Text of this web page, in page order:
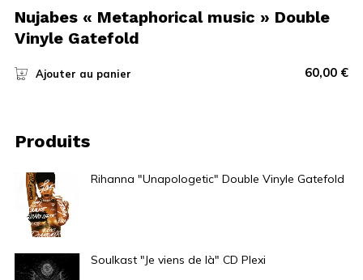
Nujabes « Metaphorical music » Double
Vinyle Gatefold
Ajouter au panier 60,00 €
Produits
Rihanna "Unapologetic" Double Vinyle Gatefold
Soulkast "Je viens de là" CD Plexi